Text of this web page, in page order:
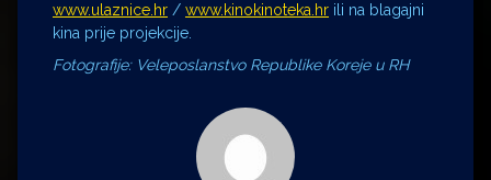
www.ulaznice.hr / www.kinokinoteka.hr ili na blagajni
kina prije projekcije.
Fotografije: Veleposlanstvo Republike Koreje u RH